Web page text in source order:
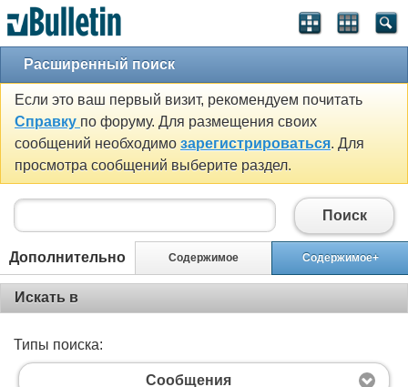
Расширенный поиск
Если это ваш первый визит, рекомендуем почитать
Справку по форуму. Для размещения своих
сообщений необходимо зарегистрироваться. Для
просмотра сообщений выберите раздел.
Поиск
Дополнительно Содержимое Содержимое+
Искать в
Типы поиска:
Сообщения